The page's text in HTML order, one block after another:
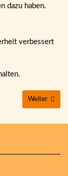
dazu haben.
verbessert
Weiter